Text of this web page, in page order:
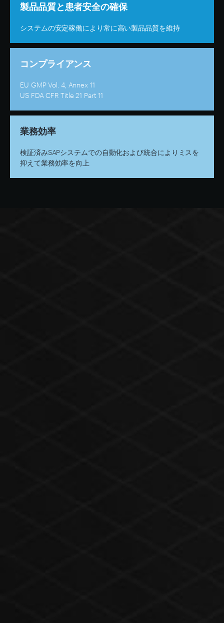
製品品質と患者安全の確保
システムの安定稼働により常に高い製品品質を維持
コンプライアンス
EU GMP Vol. 4, Annex 11
US FDA CFR Title 21 Part 11
業務効率
検証済みSAPシステムでの自動化および統合によりミスを
抑えて業務効率を向上